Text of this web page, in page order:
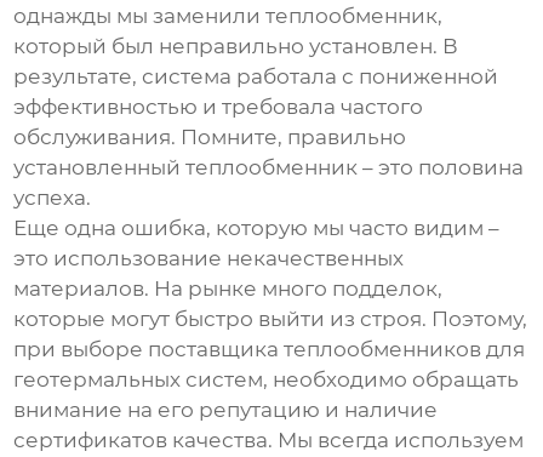
однажды мы заменили теплообменник,
который был неправильно установлен. В
результате, система работала с пониженной
эффективностью и требовала частого
обслуживания. Помните, правильно
установленный теплообменник – это половина
успеха.
Еще одна ошибка, которую мы часто видим –
это использование некачественных
материалов. На рынке много подделок,
которые могут быстро выйти из строя. Поэтому,
при выборе поставщикатеплообменников для
геотермальных систем, необходимо обращать
внимание на его репутацию и наличие
сертификатов качества. Мы всегда используем